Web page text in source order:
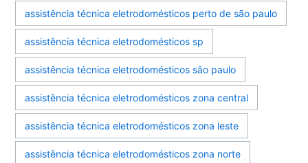
assistência técnica eletrodomésticos perto de são paulo
assistência técnica eletrodomésticos sp
assistência técnica eletrodomésticos são paulo
assistência técnica eletrodomésticos zona central
assistência técnica eletrodomésticos zona leste
assistência técnica eletrodomésticos zona norte